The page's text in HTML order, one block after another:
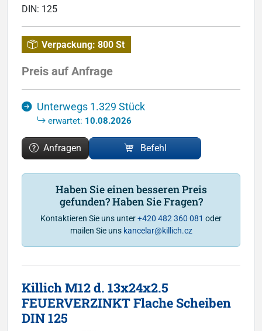
DIN: 125
Verpackung: 800 St
Preis auf Anfrage
Unterwegs 1.329 Stück
erwartet: 10.08.2026
Anfragen Befehl
Haben Sie einen besseren Preis
gefunden? Haben Sie Fragen?
Kontaktieren Sie uns unter+420 482 360 081 oder
mailen Sie uns kancelar@killich.cz
Killich M12 d. 13x24x2.5
FEUERVERZINKT Flache Scheiben
DIN 125